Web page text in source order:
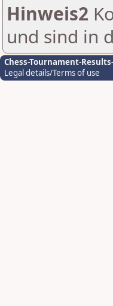
Hinweis2
und sind in
Chess-Tournament-
Legal details/Terms of use